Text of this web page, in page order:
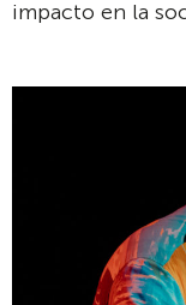
impacto en la